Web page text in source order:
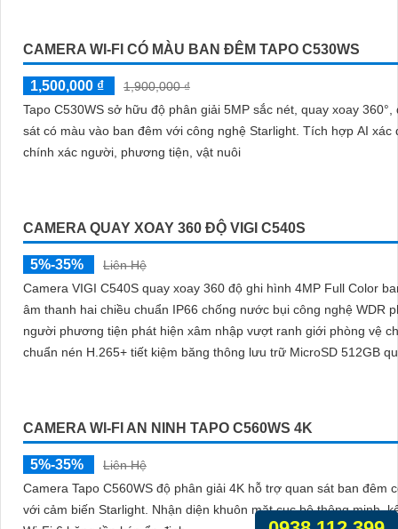
hẻo lánh. Quay quét 360°, AI phát hiện người thú cưng và phương tiện độ
phân giải Full HD rõ nét
CAMERA KHÔNG DÂY TAPO C510W (3MP)
5%-35%
1,690,000 ₫
Tapo C510W là giải pháp an ninh thông minh tích hợp camera Wi-
xoay 360° với độ phân giải 3MP cho hình ảnh sắc nét sống động. Nhờ